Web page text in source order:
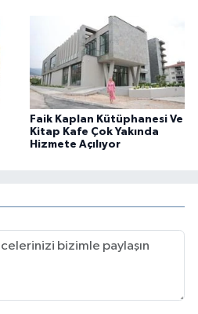
Faik Kaplan Kütüphanesi Ve
Kitap Kafe Çok Yakında
Hizmete Açılıyor